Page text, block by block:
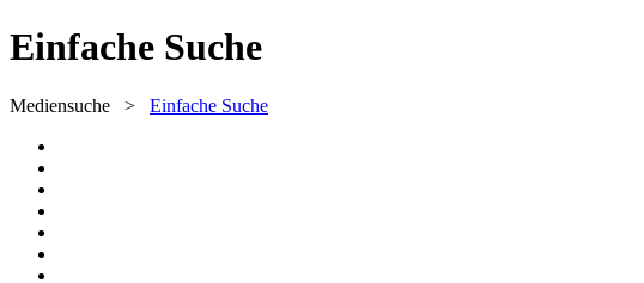
Einfache Suche
Mediensuche > Einfache Suche